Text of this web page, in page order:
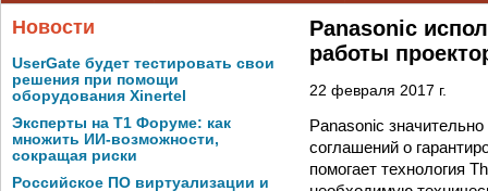
Новости
UserGate будет тестировать свои
решения при помощи
оборудования Xinertel
Эксперты на Т1 Форуме: как
множить ИИ-возможности,
сокращая риски
Российское ПО виртуализации и
Panasonic
работы
22 февраля 2017 г.
Panasonic
соглашений о
помогает технология